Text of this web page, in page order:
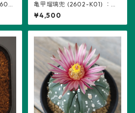
属
亀甲瑠璃兜 (2602-K01) ：ア
ストロフィツム属 ※実生
¥4,500